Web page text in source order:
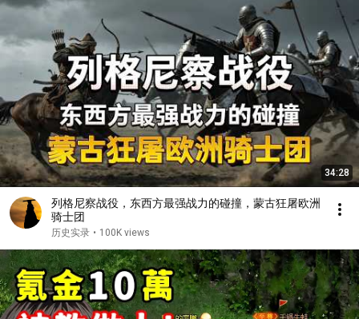
34:28
列格尼察战役，东西方最强战力的碰撞，蒙古狂屠欧洲
骑士团
历史实录 • 100K views